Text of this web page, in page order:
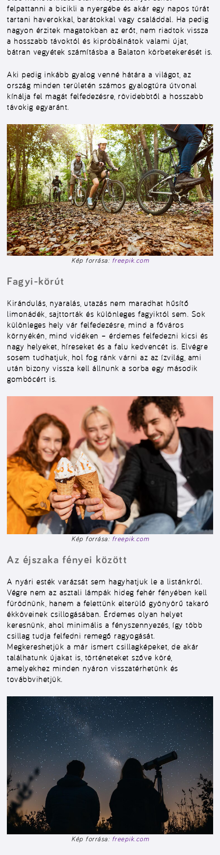
felpattanni a bicikli a nyergébe és akár egy napos túrát
tartani haverokkal, barátokkal vagy családdal. Ha pedig
nagyon érzitek magatokban az erőt, nem riadtok vissza
a hosszabb távoktól és kipróbálnátok valami újat,
bátran vegyétek számításba a Balaton körbetekerését is.
Aki pedig inkább gyalog venné hátára a világot, az
ország minden területén számos gyalogtúra útvonal
kínálja fel magát felfedezésre, rövidebbtől a hosszabb
távokig egyaránt.
Kép forrása: freepik.com
Fagyi-körút
Kirándulás, nyaralás, utazás nem maradhat hűsítő
limonádék, sajttorták és különleges fagyiktól sem. Sok
különleges hely vár felfedezésre, mind a főváros
környékén, mind vidéken – érdemes felfedezni kicsi és
nagy helyeket, híreseket és a falu kedvencét is. Elvégre
sosem tudhatjuk, hol fog ránk várni az az ízvilág, ami
után bizony vissza kell állnunk a sorba egy második
gombócért is.
Kép forrása: freepik.com
Az éjszaka fényei között
A nyári esték varázsát sem hagyhatjuk le a listánkról.
Végre nem az asztali lámpák hideg fehér fényében kell
fürödnünk, hanem a felettünk elterülő gyönyörű takaró
ékköveinek csillogásában. Érdemes olyan helyet
keresnünk, ahol minimális a fényszennyezés, így több
csillag tudja felfedni remegő ragyogását.
Megkereshetjük a már ismert csillagképeket, de akár
találhatunk újakat is, történeteket szőve köré,
amelyekhez minden nyáron visszatérhetünk és
továbbvihetjük.
Kép forrása: freepik.com